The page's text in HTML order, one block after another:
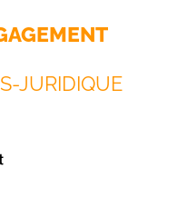
JURIDIQUE